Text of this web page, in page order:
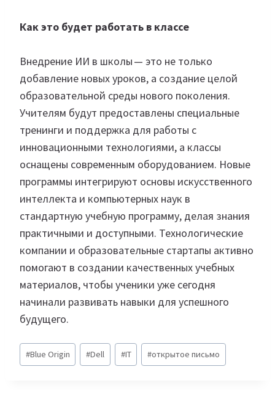
Как это будет работать в классе
Внедрение ИИ в школы — это не только
добавление новых уроков, а создание целой
образовательной среды нового поколения.
Учителям будут предоставлены специальные
тренинги и поддержка для работы с
инновационными технологиями, а классы
оснащены современным оборудованием. Новые
программы интегрируют основы искусственного
интеллекта и компьютерных наук в
стандартную учебную программу, делая знания
практичными и доступными. Технологические
компании и образовательные стартапы активно
помогают в создании качественных учебных
материалов, чтобы ученики уже сегодня
начинали развивать навыки для успешного
будущего.
Метки
записи:
#Blue Origin #Dell #IT #открытое письмо